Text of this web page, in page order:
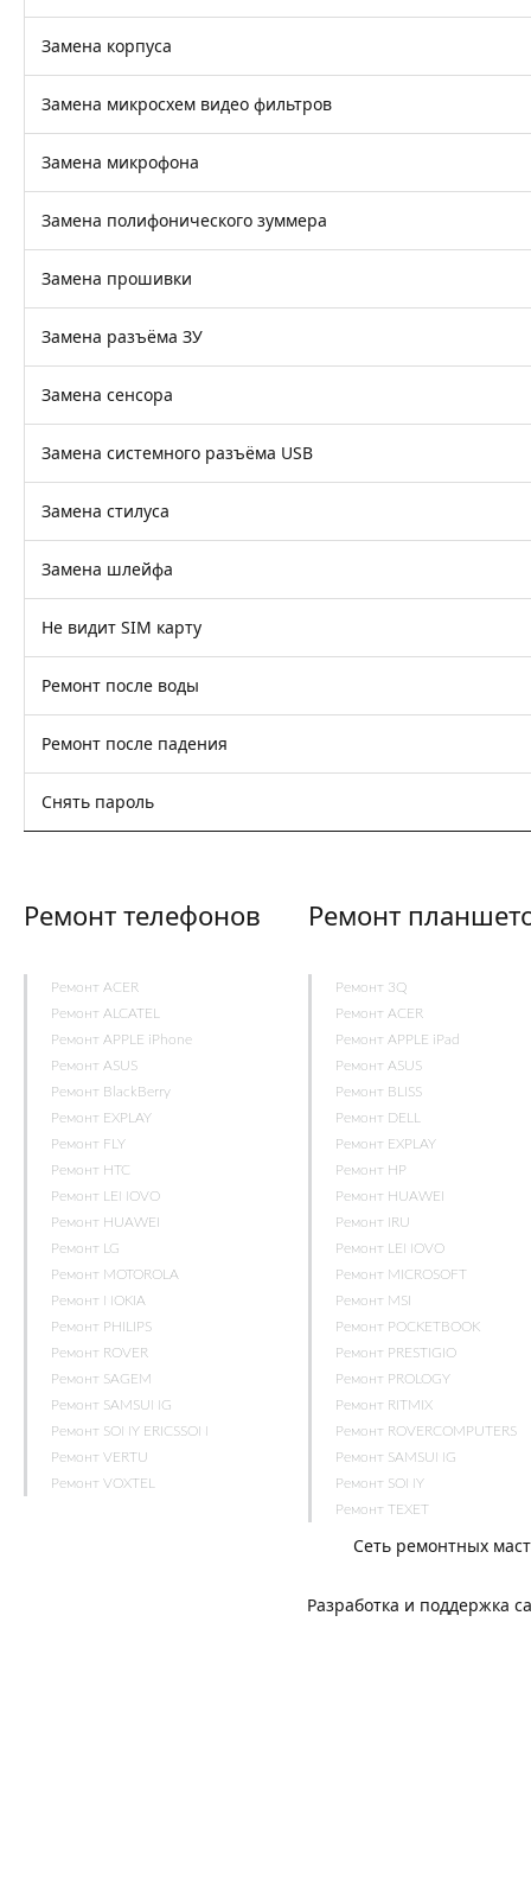
Замена корпуса
Замена микросхем видео фильтров
Замена микрофона
Замена полифонического зуммера
Замена прошивки
Замена разъёма ЗУ
Замена сенсора
Замена системного разъёма USB
Замена стилуса
Замена шлейфа
Не видит SIM карту
Ремонт после воды
Ремонт после падения
Снять пароль
Ремонт телефонов
Ремонт ACER
Ремонт ALCATEL
Ремонт APPLE iPhone
Ремонт ASUS
Ремонт BlackBerry
Ремонт EXPLAY
Ремонт FLY
Ремонт HTC
Ремонт LENOVO
Ремонт HUAWEI
Ремонт LG
Ремонт MOTOROLA
Ремонт NOKIA
Ремонт PHILIPS
Ремонт ROVER
Ремонт SAGEM
Ремонт SAMSUNG
Ремонт SONY ERICSSON
Ремонт VERTU
Ремонт VOXTEL
Ремонт
Ремонт 3Q
Ремонт ACER
Ремонт APPLE iPad
Ремонт ASUS
Ремонт BLISS
Ремонт DELL
Ремонт EXPLAY
Ремонт HP
Ремонт HUAWEI
Ремонт IRU
Ремонт LENOVO
Ремонт MICROSOFT
Ремонт MSI
Ремонт POCKETBOOK
Ремонт PRESTIGIO
Ремонт PROLOGY
Ремонт RITMIX
Ремонт ROVERCOMPUTERS
Ремонт SAMSUNG
Ремонт SONY
Ремонт TEXET
Сеть ремонтных
Разработка и поддержка